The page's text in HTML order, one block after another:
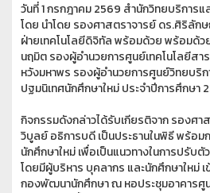
วันที่1กรกฎาคม2569 สำนักวิทยบริการแ
โดย นำโดย รองศาสตราจารย์ ดร.ศิริลัก
ฝ่ายเทคโนโลยีดิจิทัล พร้อมด้วยพร้อมด้ว
นฤมิต รองผู้อำนวยการศูนย์เทคโนโลยีสา
หวังมหาพร รองผู้อำนวยการศูนย์วิทยบริก
ปฐมนิเทศนักศึกษาใหม่ ประจำปีการศึกษา
กิจกรรมดังกล่าวได้รับเกียรติจาก รองศ
วิบูลย์ อธิการบดี เป็นประธานในพิธี พร้อม
นักศึกษาใหม่ เพื่อเป็นแนวทางในการปรับตั
โดยมีผู้บริหาร บุคลากร และนักศึกษาใหม่
กองพัฒนานักศึกษา ณ หอประชุมอาคารศู